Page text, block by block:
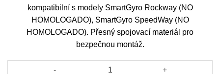
kompatibilní s modely SmartGyro Rockway (NO
HOMOLOGADO), SmartGyro SpeedWay (NO
HOMOLOGADO). Přesný spojovací materiál pro
bezpečnou montáž.
Šroub krytu baterie Smartgyro SW/RW/CR - 100 ks množství